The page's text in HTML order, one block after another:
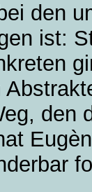
den
ist:
den